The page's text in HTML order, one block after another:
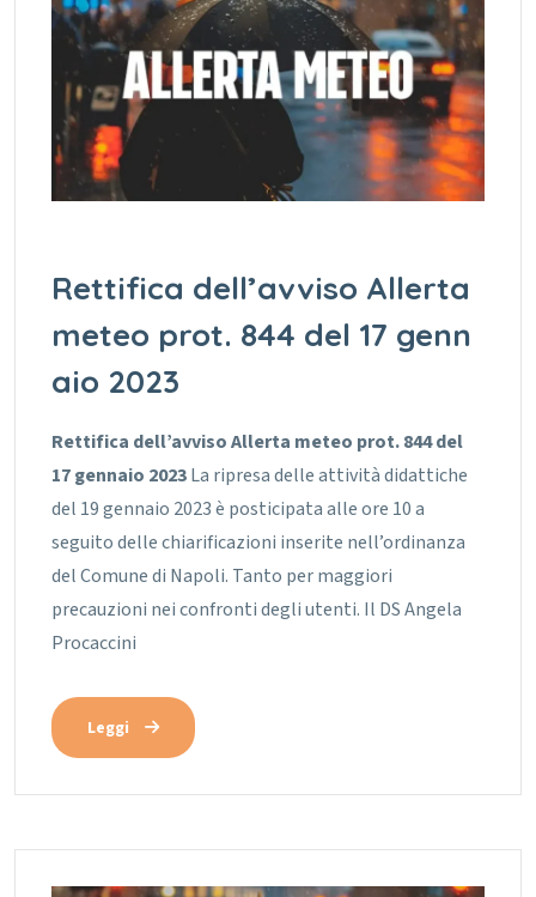
Rettifica dell’avviso Allerta
meteo prot. 844 del 17 genn
aio 2023
Rettifica dell’avviso Allerta meteo prot. 844 del
17 gennaio 2023La ripresa delle attività didattiche
del 19 gennaio 2023 è posticipata alle ore 10 a
seguito delle chiarificazioni inserite nell’ordinanza
del Comune di Napoli. Tanto per maggiori
precauzioni nei confronti degli utenti. Il DS Angela
Procaccini
Leggi